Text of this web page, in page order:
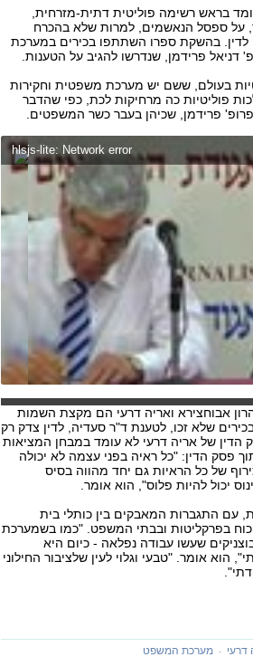
בראש רשימה פוליטית דתית-מזרחית,
על ספסל הנאשמים, למרות שלא בהכרח
לדין. בהשקת ספרו השתתפו בכירים במערכת
דניאל פרידמן, שנדרשו להגיב על הטענות.
בעולם, ששם יש מערכת משפטית וחקירות
פוליטיות כה מרחיקות לכת, כפי שהדבר
פרידמן, שכיהן בעבר כשר המשפטים.
hlsjs-lite: Network error
אבוחצירא ואריה דרעי הם מקצת השמות
שלא זכו, לטענת ד"ר סעדיה, לדין צדק רק
של אריה דרעי לא עומד במבחן המציאות
פסק הדין: "כל ראיה בפני עצמה לא יכולה
של כל הראיות גם יחד מהווה בסיס
יכול להיות פלוס", הוא אומר.
עם התגברות המאבקים בין כותלי בית
בפרקליטות ובבתי המשפט. "כמו בשמערכת
שעשו עבודה נפלאה - כיום היא
הוא אומר. "טבעי וגלוי לעין שלציבור החילוני
דרעי מערכת המשפט